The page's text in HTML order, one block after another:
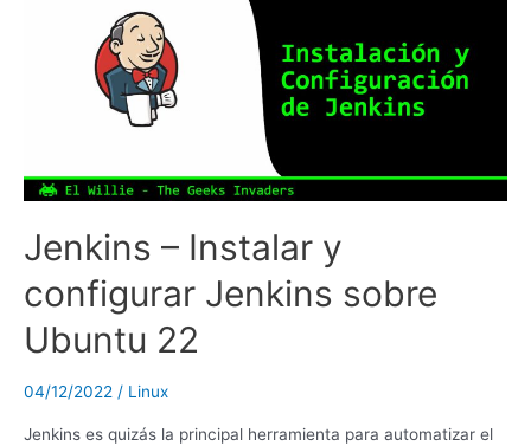
Jenkins – Instalar y
configurar Jenkins sobre
Ubuntu 22
04/12/2022 / Linux
Jenkins es quizás la principal herramienta para automatizar el